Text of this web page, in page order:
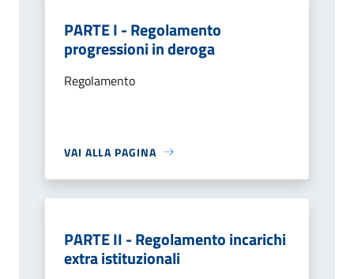
PARTE I - Regolamento
progressioni in deroga
Regolamento
VAI ALLA PAGINA
PARTE II - Regolamento incarichi
extra istituzionali